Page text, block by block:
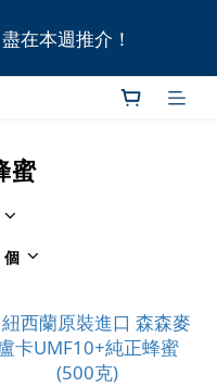
HK$1,000即享本地免
務！
在本週推介！
HK$1,000即享本地免
蜜